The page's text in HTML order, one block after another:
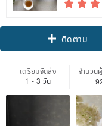
ติดตาม
เตรียมจัดส่ง
1 - 3 วัน
จำนวน